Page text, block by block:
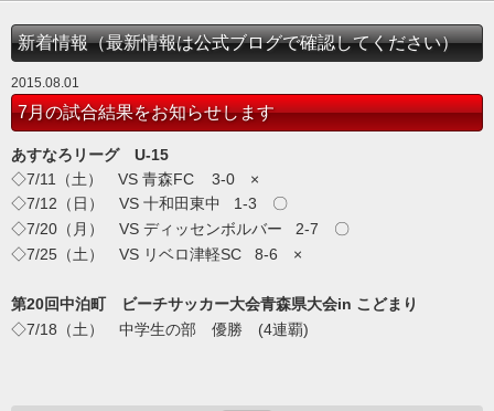
新着情報（最新情報は公式ブログで確認してください）
2015.08.01
7月の試合結果をお知らせします
あすなろリーグ U-15
◇7/11（土） VS 青森FC 3-0 ×
◇7/12（日） VS 十和田東中 1-3 〇
◇7/20（月） VS ディッセンボルバー 2-7 〇
◇7/25（土） VS リベロ津軽SC 8-6 ×
第20回中泊町 ビーチサッカー大会青森県大会in こどまり
◇7/18（土） 中学生の部 優勝 (4連覇)